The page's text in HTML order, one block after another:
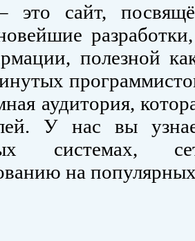
это сайт,
полезной
аудитория,
У нас вы
системах,
на